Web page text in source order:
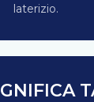
laterizio.